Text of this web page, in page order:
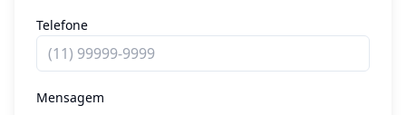
Telefone
Mensagem